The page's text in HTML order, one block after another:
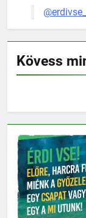
Kövess